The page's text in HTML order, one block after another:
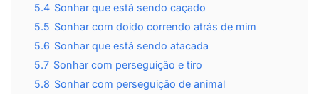
5.4 Sonhar que está sendo caçado
5.5 Sonhar com doido correndo atrás de mim
5.6 Sonhar que está sendo atacada
5.7 Sonhar com perseguição e tiro
5.8 Sonhar com perseguição de animal